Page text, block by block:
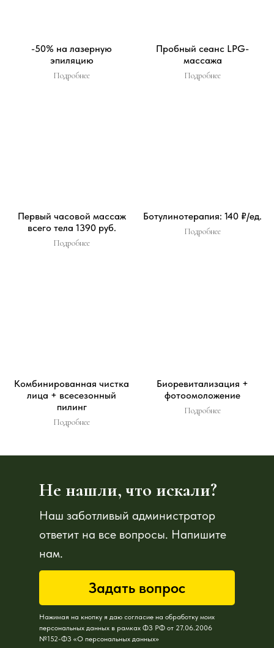
-50% на лазерную
эпиляцию
Подробнее
Пробный сеанс LPG-
массажa
Подробнее
Первый часовой массаж
всего тела 1390 руб.
Подробнее
Ботулинотерапия: 140 ₽/ед.
Подробнее
Комбинированная чистка
лица + всесезонный
пилинг
Подробнее
Биоревитализация +
фотоомоложение
Подробнее
Не нашли, что искали?
Наш заботливый администратор
ответит на все вопросы. Напишите
нам.
Задать вопрос
Нажимая на кнопку я даю согласие на обработку моих
персональных данных в рамках ФЗ РФ от 27.06.2006
№152-ФЗ «О персональных данных»